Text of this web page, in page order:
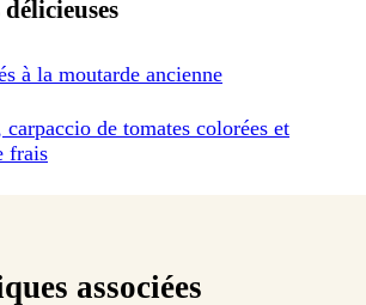
à la moutarde ancienne
de tomates colorées et
frais
associées